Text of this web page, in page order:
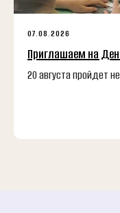
07.08.2026
Приглашаем на
20 августа пройдет